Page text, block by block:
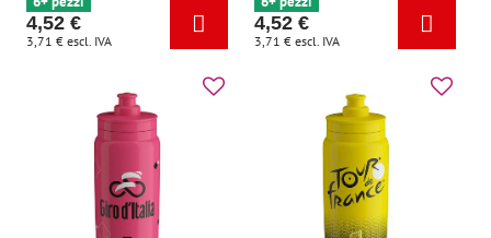
4,52 €
3,71 € escl. IVA
4,52 €
3,71 € escl. IVA